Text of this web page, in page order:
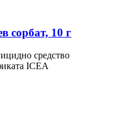
сорбат, 10 г
средство
ICEA